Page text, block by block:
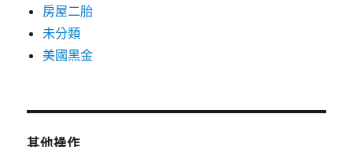
房屋二胎
未分類
美國黑金
其他操作